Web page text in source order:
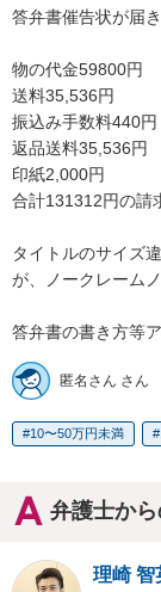
答弁書催告状が届き
物の代金59800円
送料35,536円
振込み手数料440円
返品送料35,536円
印紙2,000円
合計131312円の請
タイトルのサイズ
が、ノークレーム
答弁書の書き方等
匿名さん さん
10〜50万円未満
弁護士か
理崎 智